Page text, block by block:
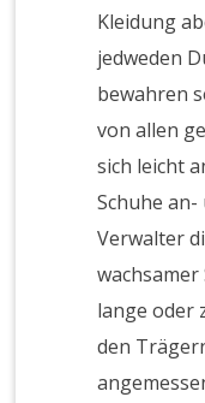
Kleidung
jedweden
bewahren
von allen
sich leicht
Schuhe
Verwalter
lange oder
den